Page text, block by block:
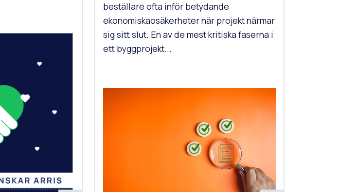
beställare ofta inför betydande
ekonomiskaosäkerheter när projekt närmar
sig sitt slut. En av de mest kritiska faserna i
ett byggprojekt...